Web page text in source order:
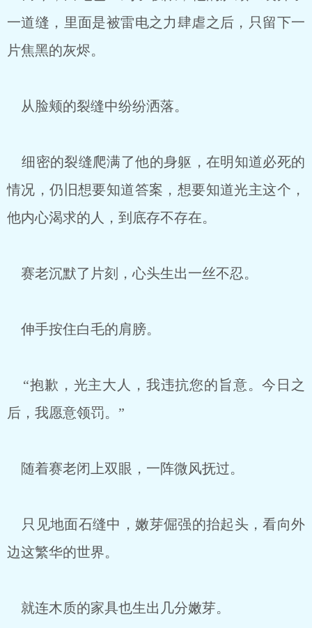
一道缝，里面是被雷电之力肆虐之后，只留下一
片焦黑的灰烬。
从脸颊的裂缝中纷纷洒落。
细密的裂缝爬满了他的身躯，在明知道必死的
情况，仍旧想要知道答案，想要知道光主这个，
他内心渴求的人，到底存不存在。
赛老沉默了片刻，心头生出一丝不忍。
伸手按住白毛的肩膀。
“抱歉，光主大人，我违抗您的旨意。今日之
后，我愿意领罚。”
随着赛老闭上双眼，一阵微风抚过。
只见地面石缝中，嫩芽倔强的抬起头，看向外
边这繁华的世界。
就连木质的家具也生出几分嫩芽。